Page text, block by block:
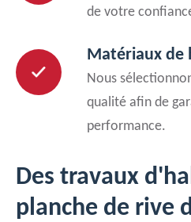
de votre
Matériaux de
Nous
qualité afin de
performance.
Des travaux
planche de rive